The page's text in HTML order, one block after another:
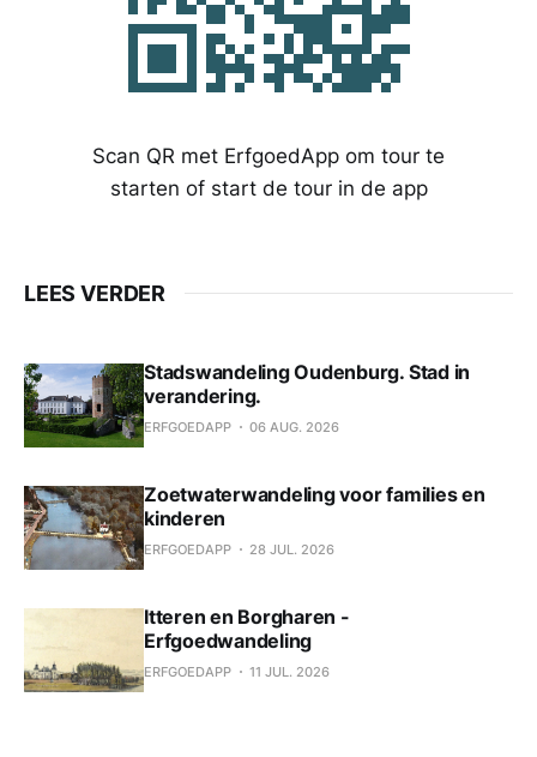
Scan QR met ErfgoedApp om tour te
starten of start de tour in de app
LEES VERDER
Stadswandeling Oudenburg. Stad in
verandering.
ERFGOEDAPP 06 AUG. 2026
Zoetwaterwandeling voor families en
kinderen
ERFGOEDAPP 28 JUL. 2026
Itteren en Borgharen -
Erfgoedwandeling
ERFGOEDAPP 11 JUL. 2026